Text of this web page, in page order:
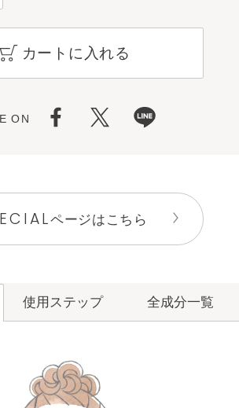
カートに入れる
ON
ページはこちら
使用ステップ 全成分一覧